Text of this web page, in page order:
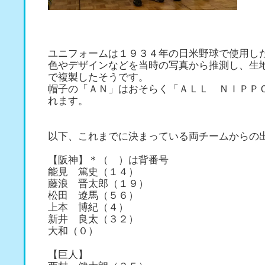
ユニフォームは１９３４年の日米野球で使用し
色やデザインなどを当時の写真から推測し、生
で複製したそうです。
帽子の「ＡＮ」はおそらく「ＡＬＬ ＮＩＰＰ
れます。
以下、これまでに決まっている両チームからの
【阪神】＊（ ）は背番号
能見 篤史（１４）
藤浪 晋太郎（１９）
松田 遼馬（５６）
上本 博紀（４）
新井 良太（３２）
大和（０）
【巨人】